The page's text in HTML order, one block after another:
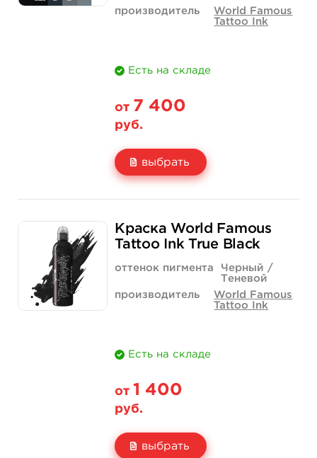
производитель
World Famous
Tattoo Ink
Есть на складе
от 7 400
руб.
выбрать
Количество
7 400 руб.
купить
19 800 руб.
купить
Краска World Famous
Tattoo Ink True Black
оттенок пигмента
Черный /
Теневой
производитель
World Famous
Tattoo Ink
Есть на складе
от 1 400
руб.
выбрать